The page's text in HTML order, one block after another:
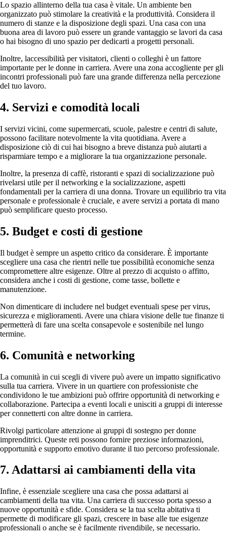
Lo spazio allinterno della tua casa è vitale. Un ambiente ben
organizzato può stimolare la creatività e la produttività. Considera il
numero di stanze e la disposizione degli spazi. Una casa con una
buona area di lavoro può essere un grande vantaggio se lavori da casa
o hai bisogno di uno spazio per dedicarti a progetti personali.
Inoltre, laccessibilità per visitatori, clienti o colleghi è un fattore
importante per le donne in carriera. Avere una zona accogliente per gli
incontri professionali può fare una grande differenza nella percezione
del tuo lavoro.
4. Servizi e comodità locali
I servizi vicini, come supermercati, scuole, palestre e centri di salute,
possono facilitare notevolmente la vita quotidiana. Avere a
disposizione ciò di cui hai bisogno a breve distanza può aiutarti a
risparmiare tempo e a migliorare la tua organizzazione personale.
Inoltre, la presenza di caffè, ristoranti e spazi di socializzazione può
rivelarsi utile per il networking e la socializzazione, aspetti
fondamentali per la carriera di una donna. Trovare un equilibrio tra vita
personale e professionale è cruciale, e avere servizi a portata di mano
può semplificare questo processo.
5. Budget e costi di gestione
Il budget è sempre un aspetto critico da considerare. È importante
scegliere una casa che rientri nelle tue possibilità economiche senza
compromettere altre esigenze. Oltre al prezzo di acquisto o affitto,
considera anche i costi di gestione, come tasse, bollette e
manutenzione.
Non dimenticare di includere nel budget eventuali spese per virus,
sicurezza e miglioramenti. Avere una chiara visione delle tue finanze ti
permetterà di fare una scelta consapevole e sostenibile nel lungo
termine.
6. Comunità e networking
La comunità in cui scegli di vivere può avere un impatto significativo
sulla tua carriera. Vivere in un quartiere con professioniste che
condividono le tue ambizioni può offrire opportunità di networking e
collaborazione. Partecipa a eventi locali e unisciti a gruppi di interesse
per connetterti con altre donne in carriera.
Rivolgi particolare attenzione ai gruppi di sostegno per donne
imprenditrici. Queste reti possono fornire preziose informazioni,
opportunità e supporto emotivo durante il tuo percorso professionale.
7. Adattarsi ai cambiamenti della vita
Infine, è essenziale scegliere una casa che possa adattarsi ai
cambiamenti della tua vita. Una carriera di successo porta spesso a
nuove opportunità e sfide. Considera se la tua scelta abitativa ti
permette di modificare gli spazi, crescere in base alle tue esigenze
professionali o anche se è facilmente rivendibile, se necessario.